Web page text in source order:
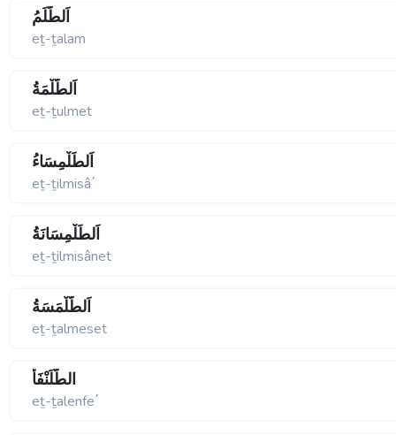
اَلطَّلَمُ
eṯ-ṯalam
اَلطُّلْمَةُ
eṯ-ṯulmet
اَلطِّلْمِسَاءُ
eṯ-ṯilmisâ΄
اَلطِّلْمِسَانَةُ
eṯ-ṯilmisânet
اَلطَّلْمَسَةُ
eṯ-ṯalmeset
الطَّلَنْفَأُ
eṯ-ṯalenfe΄